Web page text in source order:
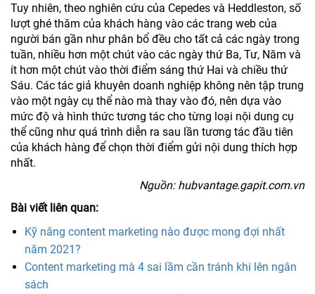
Tuy nhiên, theo nghiên cứu của Cepedes và Heddleston, số
lượt ghé thăm của khách hàng vào các trang web của
người bán gần như phân bổ đều cho tất cả các ngày trong
tuần, nhiều hơn một chút vào các ngày thứ Ba, Tư, Năm và
ít hơn một chút vào thời điểm sáng thứ Hai và chiều thứ
Sáu. Các tác giả khuyên doanh nghiệp không nên tập trung
vào một ngày cụ thể nào mà thay vào đó, nên dựa vào
mức độ và hình thức tương tác cho từng loại nội dung cụ
thể cũng như quá trình diễn ra sau lần tương tác đầu tiên
của khách hàng để chọn thời điểm gửi nội dung thích hợp
nhất.
Nguồn: hubvantage.gapit.com.vn
Bài viết liên quan:
Kỹ năng content marketing nào được mong đợi nhất
năm 2021?
Content marketing mà 4 sai lầm cần tránh khi lên ngân
sách